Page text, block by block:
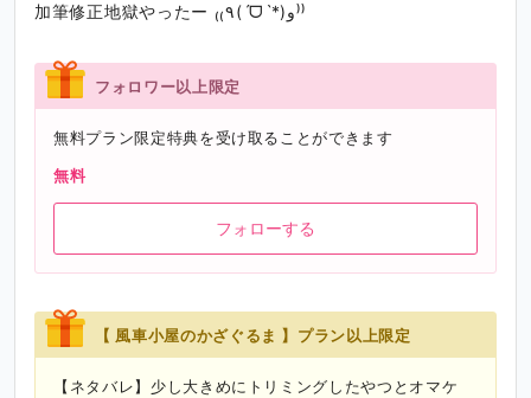
加筆修正地獄やったー ₍₍٩(ˊᗜˋ*)و⁾⁾
フォロワー以上限定
無料プラン限定特典を受け取ることができます
無料
フォローする
【 風車小屋のかざぐるま 】プラン以上限定
【ネタバレ】少し大きめにトリミングしたやつとオマケ